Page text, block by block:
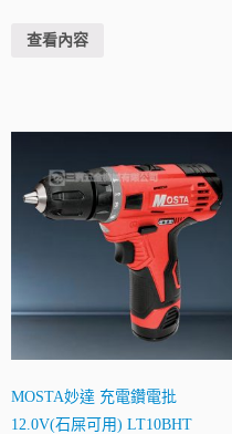
查看內容
MOSTA妙達 充電鑽電批
12.0V(石屎可用) LT10BHT